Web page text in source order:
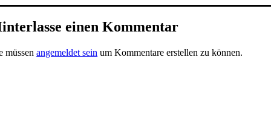
einen Kommentar
müssenangemeldet sein um Kommentare erstellen zu können.